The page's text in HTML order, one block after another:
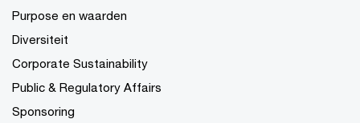
Purpose en waarden
Diversiteit
Corporate Sustainability
Public & Regulatory Affairs
Sponsoring